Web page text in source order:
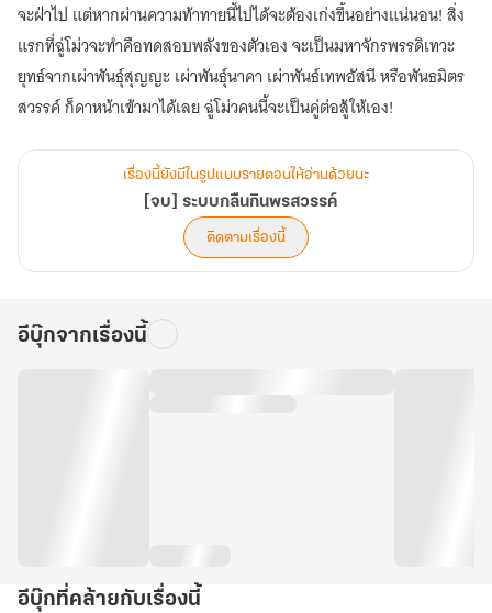
จะฝ่าไป แต่หากผ่านความท้าทายนี้ไปได้จะต้องเก่งขึ้นอย่างแน่นอน! สิ่ง
แรกที่ฉู่โม่วจะทำคือทดสอบพลังของตัวเอง จะเป็นมหาจักรพรรดิเทวะ
ยุทธ์จากเผ่าพันธุ์สุญญะ เผ่าพันธุ์นาคา เผ่าพันธ์เทพอัสนี หรือพันธมิตร
สวรรค์ ก็ดาหน้าเข้ามาได้เลย ฉู่โม่วคนนี้จะเป็นคู่ต่อสู้ให้เอง!
เรื่องนี้ยังมีในรูปแบบรายตอนให้อ่านด้วยนะ
[จบ] ระบบกลืนกินพรสวรรค์
ติดตามเรื่องนี้
อีบุ๊กจากเรื่องนี้
อีบุ๊กที่คล้ายกับเรื่องนี้